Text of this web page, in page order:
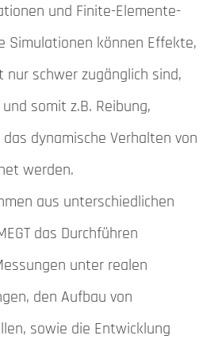
und Finite-Elemente-
Simulationen können Effekte,
nur schwer zugänglich sind,
somit z.B. Reibung,
dynamische Verhalten von
werden.
aus unterschiedlichen
das Durchführen
unter realen
den Aufbau von
sowie die Entwicklung